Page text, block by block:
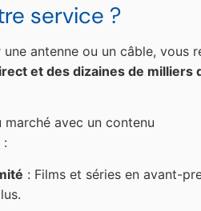
service ?
antenne ou un câble, vous
et des dizaines de milliers
avec un contenu
:
: Films et séries en avant-